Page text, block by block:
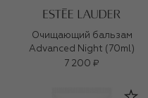
Очищающий бальзам
Advanced Night (70ml)
7 200 ₽